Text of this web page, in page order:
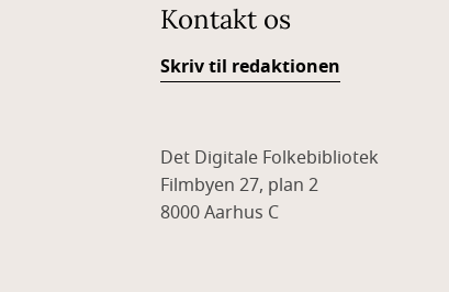
Kontakt os
Skriv til redaktionen
Det Digitale Folkebibliotek
Filmbyen 27, plan 2
8000 Aarhus C